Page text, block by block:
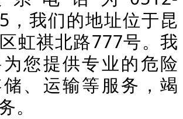
，我们的地址位于昆
虹祺北路777号。我
您提供专业的危险
、运输等服务，竭
。